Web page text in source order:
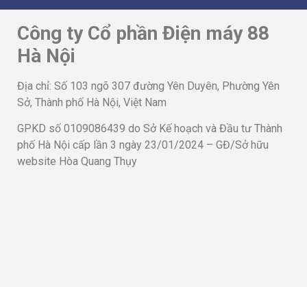
Công ty Cổ phần Điện máy 88
Hà Nội
Địa chỉ: Số 103 ngõ 307 đường Yên Duyên, Phường Yên
Sở, Thành phố Hà Nội, Việt Nam
GPKD số 0109086439 do Sở Kế hoạch và Đầu tư Thành
phố Hà Nội cấp lần 3 ngày 23/01/2024 – GĐ/Sở hữu
website Hòa Quang Thụy